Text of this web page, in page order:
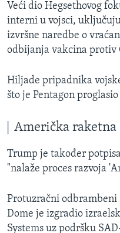
Veći dio Hegsethovog
interni u vojsci,
izvršne naredbe o
odbijanja vakcina protiv
Hiljade pripadnika
što je Pentagon
Američka raketna
Trump je također
"nalaže proces razvoja
Protuzračni
Dome je izgradio
Systems uz podršku